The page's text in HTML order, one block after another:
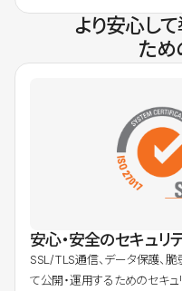
より安心し
ため
安心・安全のセキュリ
SSL/TLS通信、データ保護、
て公開・運用するためのセキュ